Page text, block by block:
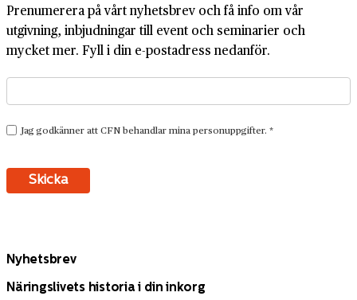
Prenumerera på vårt nyhetsbrev och få info om vår
utgivning, inbjudningar till event och seminarier och
mycket mer. Fyll i din e-postadress nedanför.
Nyhetsbrev
Näringslivets historia i din inkorg